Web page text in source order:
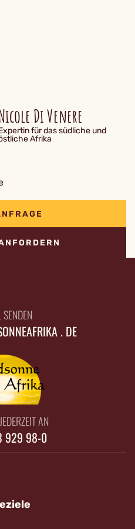
Di Venere
für das südliche und
Afrika
. DE
AN
929 98-0